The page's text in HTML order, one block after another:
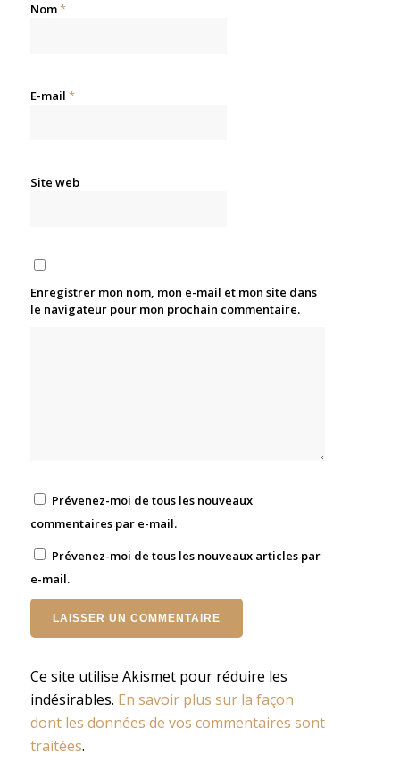
Nom*
E-mail *
Site web
Enregistrer mon nom, mon e-mail et mon site dans
le navigateur pour mon prochain commentaire.
Prévenez-moi de tous les nouveaux
commentaires par e-mail.
Prévenez-moi de tous les nouveaux articles par
e-mail.
Ce site utilise Akismet pour réduire les
indésirables. En savoir plus sur la façon
dont les données de vos commentaires sont
traitées.